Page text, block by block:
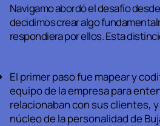
Navigamo abordó el desafío
decidimos crear algo
respondiera por ellos. Esta
El primer paso fue mapear y
equipo de la empresa para
relacionaban con sus clientes,
núcleo de la personalidad de